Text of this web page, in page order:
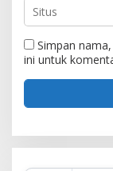
Simpan
ini untuk